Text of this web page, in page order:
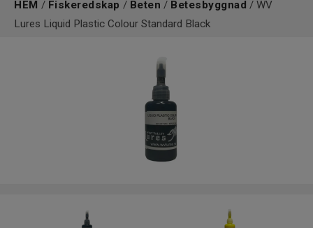
Kläder & skor
HEM / Fiskeredskap / Beten / Betesbyggnad / WV
Lures Liquid Plastic Colour Standard Black